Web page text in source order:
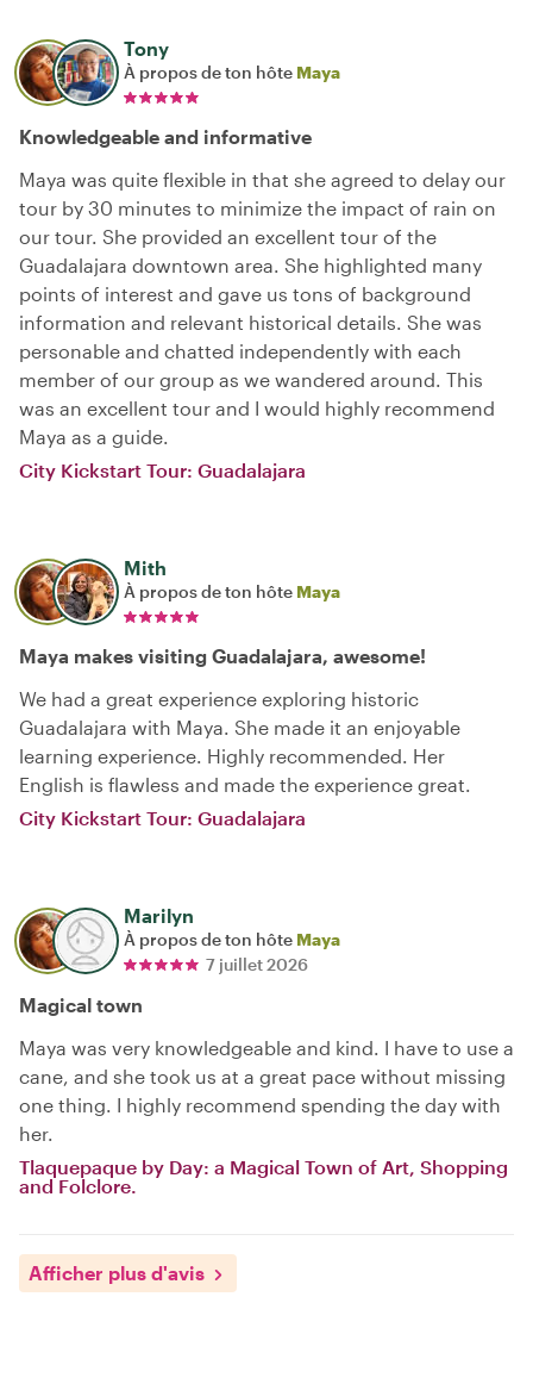
Tony
À propos de ton hôte Maya
Knowledgeable and informative
Maya was quite flexible in that she agreed to delay our
tour by 30 minutes to minimize the impact of rain on
our tour. She provided an excellent tour of the
Guadalajara downtown area. She highlighted many
points of interest and gave us tons of background
information and relevant historical details. She was
personable and chatted independently with each
member of our group as we wandered around. This
was an excellent tour and I would highly recommend
Maya as a guide.
City Kickstart Tour: Guadalajara
Mith
À propos de ton hôte Maya
Maya makes visiting Guadalajara, awesome!
We had a great experience exploring historic
Guadalajara with Maya. She made it an enjoyable
learning experience. Highly recommended. Her
English is flawless and made the experience great.
City Kickstart Tour: Guadalajara
Marilyn
À propos de ton hôte Maya
7 juillet 2026
Magical town
Maya was very knowledgeable and kind. I have to use a
cane, and she took us at a great pace without missing
one thing. I highly recommend spending the day with
her.
Tlaquepaque by Day: a Magical Town of Art, Shopping
and Folclore.
Afficher plus d'avis